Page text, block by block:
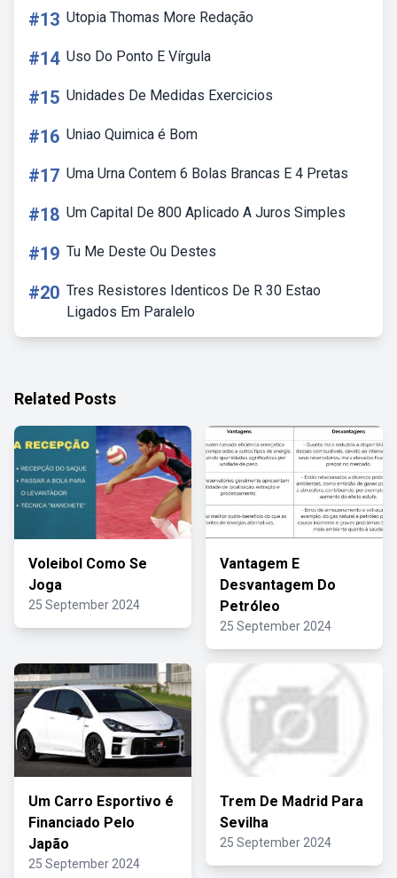
#13 Utopia Thomas More Redação
#14 Uso Do Ponto E Vírgula
#15 Unidades De Medidas Exercicios
#16 Uniao Quimica é Bom
#17 Uma Urna Contem 6 Bolas Brancas E 4 Pretas
#18 Um Capital De 800 Aplicado A Juros Simples
#19 Tu Me Deste Ou Destes
#20 Tres Resistores Identicos De R 30 Estao
Ligados Em Paralelo
Related Posts
Voleibol Como Se
Joga
25 September 2024
Vantagem E
Desvantagem Do
Petróleo
25 September 2024
Um Carro Esportivo é
Financiado Pelo
Japão
25 September 2024
Trem De Madrid Para
Sevilha
25 September 2024